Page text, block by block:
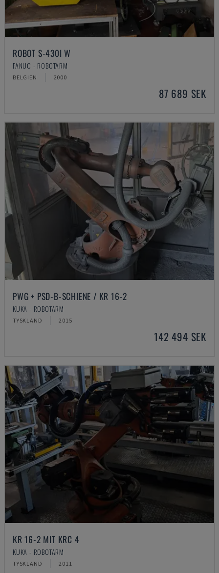
ROBOT S-430I W
FANUC - ROBOTARM
BELGIEN 2000
87 689 SEK
PWG + PSD-B-SCHIENE / KR 16-2
KUKA - ROBOTARM
TYSKLAND 2015
142 494 SEK
KR 16-2 MIT KRC 4
KUKA - ROBOTARM
TYSKLAND 2011